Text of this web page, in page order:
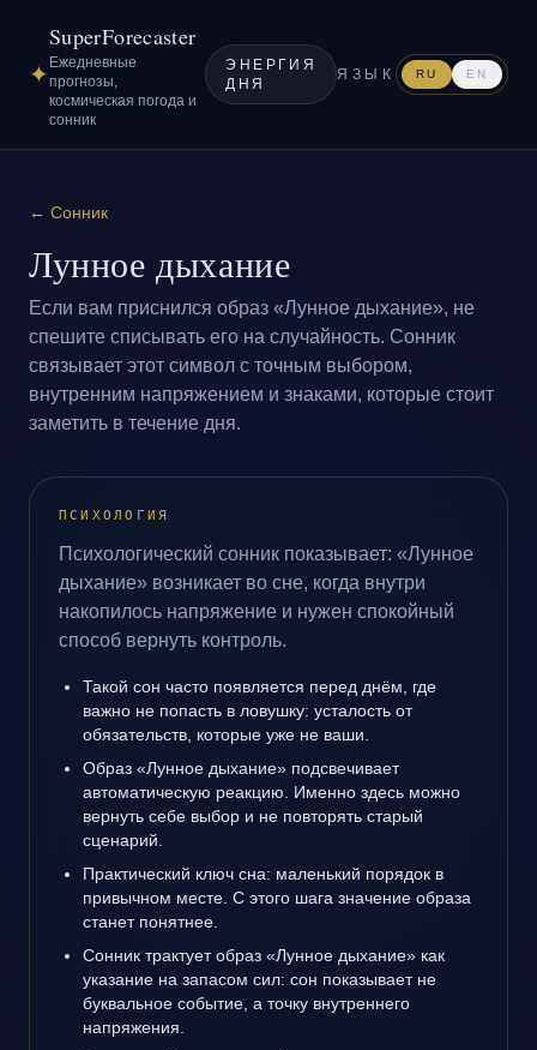
✦
SuperForecaster
Ежедневные
прогнозы,
космическая погода и
сонник
ЭНЕРГИЯ
ДНЯ
ЯЗЫК RU EN
← Сонник
Лунное дыхание
Если вам приснился образ «Лунное дыхание», не
спешите списывать его на случайность. Сонник
связывает этот символ с точным выбором,
внутренним напряжением и знаками, которые стоит
заметить в течение дня.
ПСИХОЛОГИЯ
Психологический сонник показывает: «Лунное
дыхание» возникает во сне, когда внутри
накопилось напряжение и нужен спокойный
способ вернуть контроль.
Такой сон часто появляется перед днём, где
важно не попасть в ловушку: усталость от
обязательств, которые уже не ваши.
Образ «Лунное дыхание» подсвечивает
автоматическую реакцию. Именно здесь можно
вернуть себе выбор и не повторять старый
сценарий.
Практический ключ сна: маленький порядок в
привычном месте. С этого шага значение образа
станет понятнее.
Сонник трактует образ «Лунное дыхание» как
указание на запасом сил: сон показывает не
буквальное событие, а точку внутреннего
напряжения.